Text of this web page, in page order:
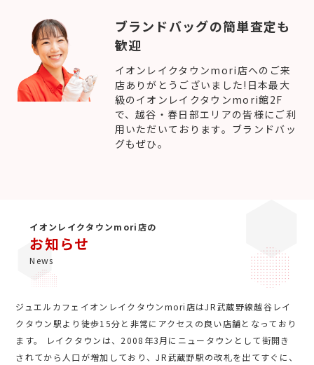
ブランドバッグの簡単査定も
歓迎
イオンレイクタウンmori店へのご来
店ありがとうございました!日本最大
級のイオンレイクタウンmori館2F
で、越谷・春日部エリアの皆様にご利
用いただいております。ブランドバッ
グもぜひ。
イオンレイクタウンmori店の
お知らせ
News
ジュエルカフェイオンレイクタウンmori店はJR武蔵野線越谷レイ
クタウン駅より徒歩15分と非常にアクセスの良い店舗となっており
ます。 レイクタウンは、2008年3月にニュータウンとして街開き
されてから人口が増加しており、JR武蔵野駅の改札を出てすぐに、